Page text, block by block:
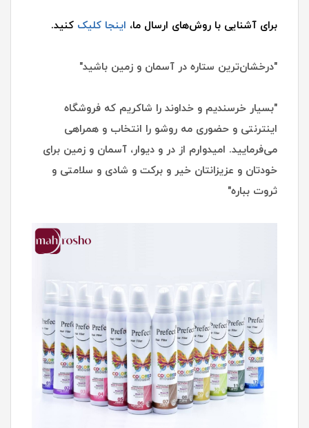
برای آشنایی با روش‌های ارسال ما، اینجا کلیک کنید.
"درخشان‌ترین ستاره در آسمان و زمین باشید"
"بسیار خرسندیم و خداوند را شاکریم که فروشگاه
اینترنتی و حضوری مه روشو را انتخاب و همراهی
می‌فرمایید. امیدوارم از در و دیوار، آسمان و زمین برای
خودتان و عزیزانتان خیر و برکت و شادی و سلامتی و
ثروت بباره"